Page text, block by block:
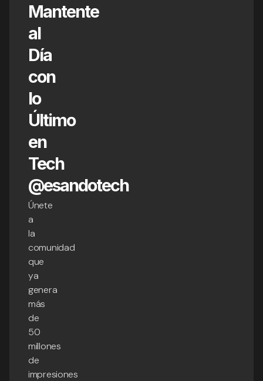
Mantente
al
Día
con
lo
Último
en
Tech
@esandotech
Únete
a
la
comunidad
que
ya
genera
más
de
50
millones
de
impresiones